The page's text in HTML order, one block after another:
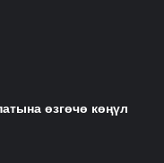
өзгөчө көңүл